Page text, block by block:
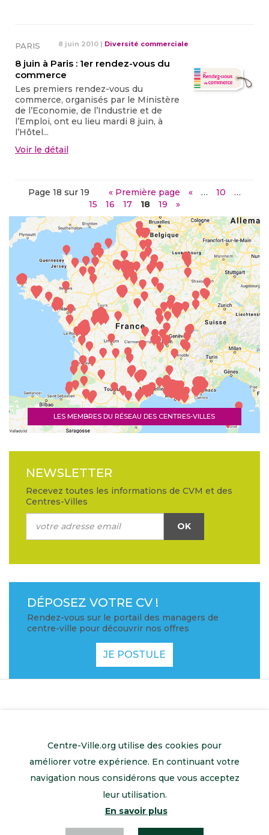
PARIS 8 juin 2010 | Diversité commerciale
8 juin à Paris : 1er rendez-vous du
commerce
Les premiers rendez-vous du
commerce, organisés par le Ministère
de l’Economie, de l’Industrie et de
l’Emploi, ont eu lieu mardi 8 juin, à
l’Hôtel...
Voir le détail
Page 18 sur 19 « Première page « … 10
…
15
16 17 18 19 »
LES MEMBRES DU RÉSEAU DES CENTRES-VILLES
NEWSLETTER
Recevez toutes les informations de CVM et des
Centres-Villes
OK
DÉPOSEZ VOTRE CV !
Rendez-vous sur le portail des managers de
centre-ville pour découvrir nos offres
JE POSTULE
Mentions légales
Centre-Ville.org utilise des cookies pour
améliorer votre expérience. En continuant votre
navigation nous considérons que vous acceptez
leur utilisation.
En savoir plus